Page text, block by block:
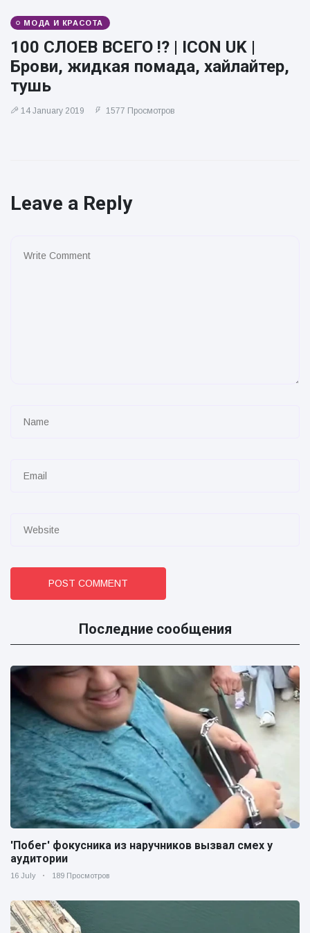
МОДА И КРАСОТА
100 СЛОЕВ ВСЕГО !? | ICON UK |
Брови, жидкая помада, хайлайтер,
тушь
14 January 2019 1577 Просмотров
Leave a Reply
POST COMMENT
Последние сообщения
'Побег' фокусника из наручников вызвал смех у
аудитории
16 July 189 Просмотров